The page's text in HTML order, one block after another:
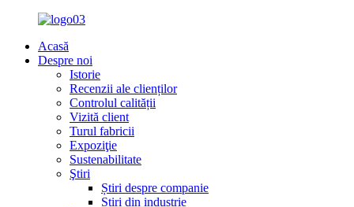
Acasă
Despre noi
Istorie
Recenzii ale clienților
Controlul calității
Vizită client
Turul fabricii
Expoziţie
Sustenabilitate
Ştiri
Știri despre companie
Știri din industrie